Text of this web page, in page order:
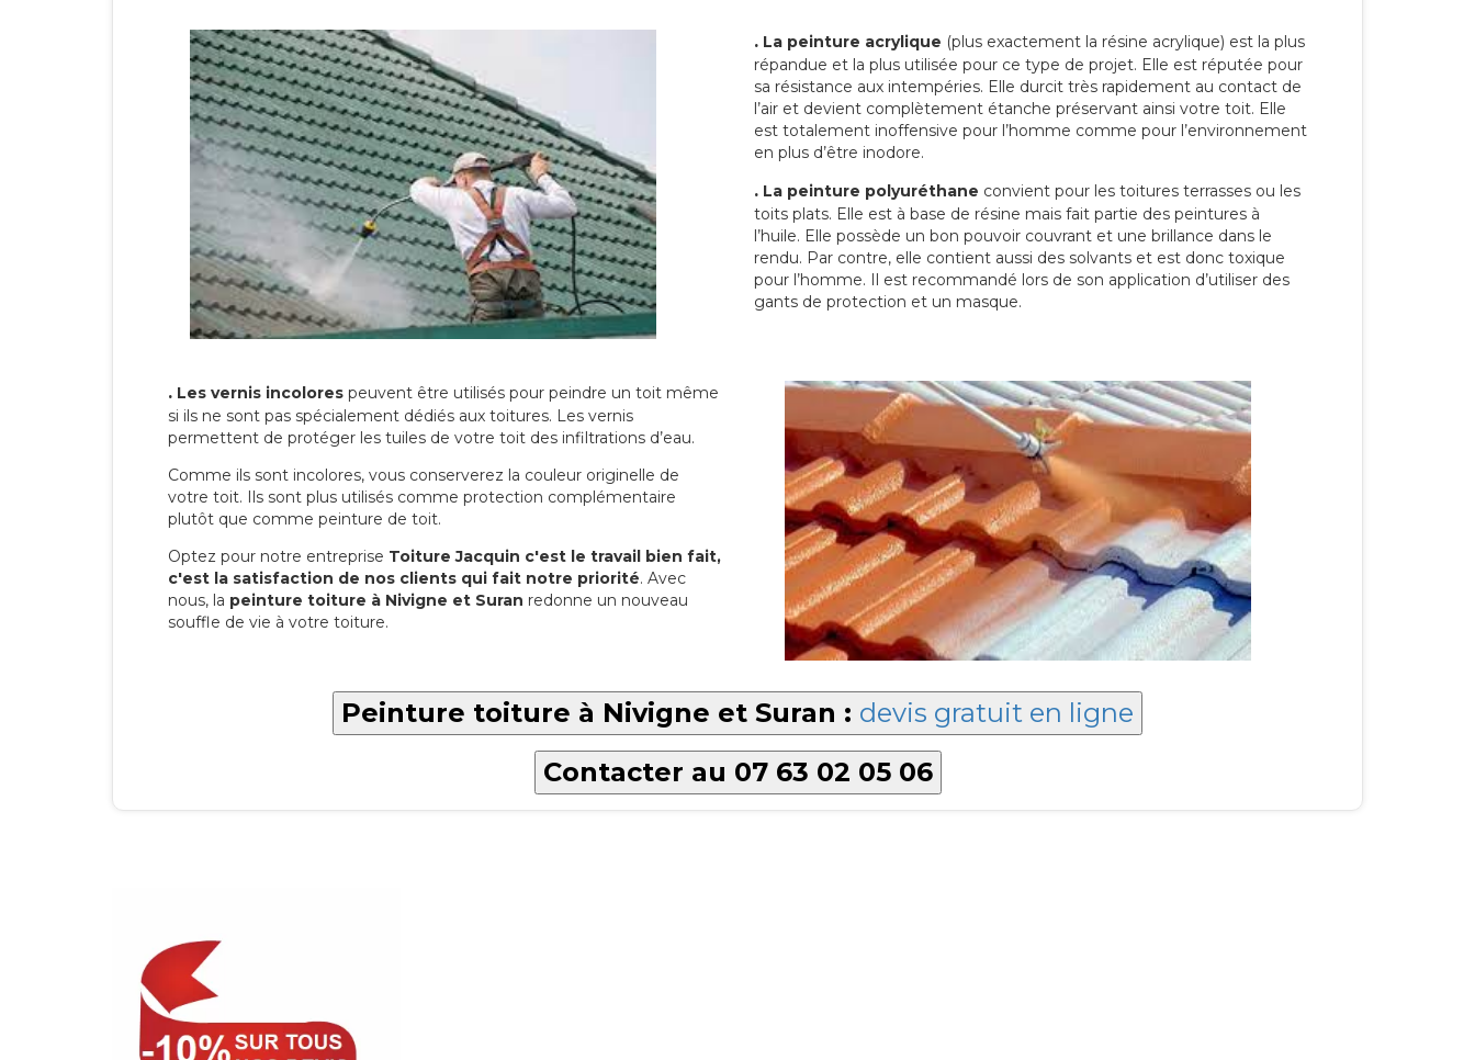
. La peinture acrylique (plus exactement la résine acrylique) est la plus
répandue et la plus utilisée pour ce type de projet. Elle est réputée pour
sa résistance aux intempéries. Elle durcit très rapidement au contact de
l’air et devient complètement étanche préservant ainsi votre toit. Elle
est totalement inoffensive pour l’homme comme pour l’environnement
en plus d’être inodore.
. La peinture polyuréthane convient pour les toitures terrasses ou les
toits plats. Elle est à base de résine mais fait partie des peintures à
l’huile. Elle possède un bon pouvoir couvrant et une brillance dans le
rendu. Par contre, elle contient aussi des solvants et est donc toxique
pour l’homme. Il est recommandé lors de son application d’utiliser des
gants de protection et un masque.
. Les vernis incolores peuvent être utilisés pour peindre un toit même
si ils ne sont pas spécialement dédiés aux toitures. Les vernis
permettent de protéger les tuiles de votre toit des infiltrations d’eau.
Comme ils sont incolores, vous conserverez la couleur originelle de
votre toit. Ils sont plus utilisés comme protection complémentaire
plutôt que comme peinture de toit.
Optez pour notre entreprise Toiture Jacquin c'est le travail bien fait,
c'est la satisfaction de nos clients qui fait notre priorité. Avec
nous, la peinture toiture à Nivigne et Suran redonne un nouveau
souffle de vie à votre toiture.
Peinture toiture à Nivigne et Suran : devis gratuit en ligne
Contacter au 07 63 02 05 06